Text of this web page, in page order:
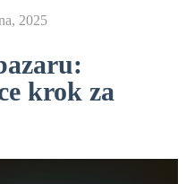
2025
krok za